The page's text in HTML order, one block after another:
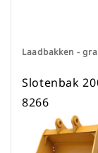
en
Laadbakken -
Slotenbak
8266